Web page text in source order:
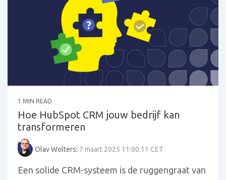
1 MIN READ
Hoe HubSpot CRM jouw bedrijf kan
transformeren
Olav Wolters: 7 maart 2025 11:00:11 CET
Een solide CRM-systeem is de ruggengraat van